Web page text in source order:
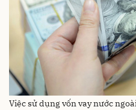
Việc sử dụng vốn vay nước